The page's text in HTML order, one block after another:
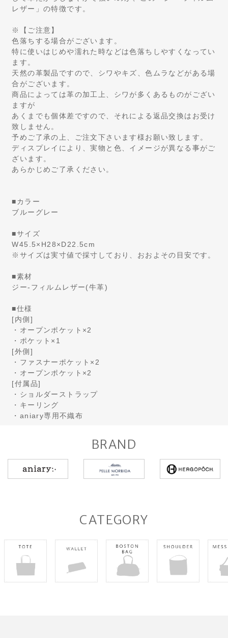
レザー」の特徴です。
※【ご注意】
色落ちする場合がございます。
特に使いはじめや濡れた時などは色落ちしやすくなってい
ます。
天然の革製品ですので、シワやキズ、色ムラなどがある場
合がございます。
商品によっては革の加工上、シワが多くあるものがござい
ますが
あくまでも個体差ですので、それによる返品交換はお受け
致しません。
予めご了承の上、ご注文下さいます様お願い致します。
ディスプレイにより、実物と色、イメージが異なる事がご
ざいます。
あらかじめご了承ください。
■カラー
ブルーグレー
■サイズ
W45.5×H28×D22.5cm
※サイズは実寸値で採寸しており、おおよその目安です。
■素材
ジー-フィルムレザー(牛革)
■仕様
[内側]
・オープンポケット×2
・ポケット×1
[外側]
・ファスナーポケット×2
・オープンポケット×2
[付属品]
・ショルダーストラップ
・キーリング
・aniary専用不織布
BRAND
CATEGORY